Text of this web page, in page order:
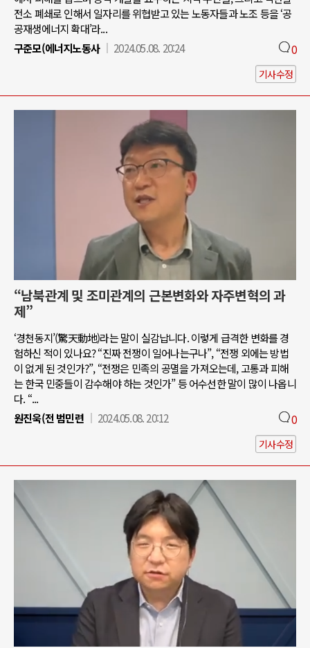
전소 폐쇄로 인해서 일자리를 위협받고 있는 노동자들과 노조 등을 ‘공
공재생에너지 확대’라...
구준모(에너지노동사
2024.05.08. 20:24 0
기사수정
“남북관계 및 조미관계의 근본변화와 자주변혁의 과
제”
‘경천동지’(驚天動地)라는 말이 실감납니다. 이렇게 급격한 변화를 경
험하신 적이 있나요? “진짜 전쟁이 일어나는구나”, “전쟁 외에는 방법
이 없게 된 것인가?”, “전쟁은 민족의 공멸을 가져오는데, 고통과 피해
는 한국 민중들이 감수해야 하는 것인가” 등 어수선한 말이 많이 나옵니
다. “...
원진욱(전 범민련
2024.05.08. 20:12 0
기사수정